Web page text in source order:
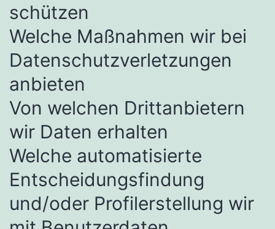
schützen
Welche Maßnahmen wir bei
Datenschutzverletzungen
anbieten
Von welchen Drittanbietern
wir Daten erhalten
Welche automatisierte
Entscheidungsfindung
und/oder Profilerstellung wir